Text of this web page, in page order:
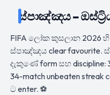
ස්පාඤ්ඤය –
FIFA ලෝක කුසලාන 2026
ස්පාඤ්ඤය clear favourite.
දැකුණේ form සහ discipline:
34-match unbeaten
ට enter. ⚽